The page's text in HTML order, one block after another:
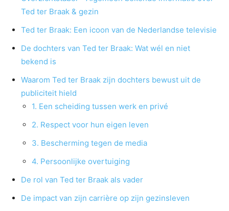
Ted ter Braak & gezin
Ted ter Braak: Een icoon van de Nederlandse televisie
De dochters van Ted ter Braak: Wat wél en niet
bekend is
Waarom Ted ter Braak zijn dochters bewust uit de
publiciteit hield
1. Een scheiding tussen werk en privé
2. Respect voor hun eigen leven
3. Bescherming tegen de media
4. Persoonlijke overtuiging
De rol van Ted ter Braak als vader
De impact van zijn carrière op zijn gezinsleven